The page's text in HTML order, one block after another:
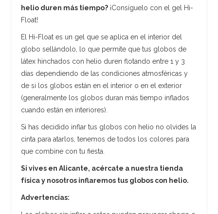
helio duren más tiempo? ¡Consíguelo con el gel Hi-
Float!
El Hi-Float es un gel que se aplica en el interior del
globo sellándolo, lo que permite que tus globos de
látex hinchados con helio duren flotando entre 1 y 3
días dependiendo de las condiciones atmosféricas y
de si los globos están en el interior o en el exterior
(generalmente los globos duran más tiempo inflados
cuando están en interiores).
Si has decidido inflar tus globos con helio no olvides la
cinta para atarlos, tenemos de todos los colores para
que combine con tu fiesta.
Si vives en Alicante, acércate a nuestra tienda
física y nosotros inflaremos tus globos con helio.
Advertencias: